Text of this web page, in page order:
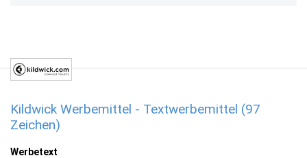
Kildwick Werbemittel - Textwerbemittel (97
Zeichen)
Werbetext